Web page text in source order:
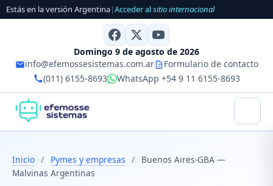
Estás en la versión Argentina|Acceder alsitio internacional
Domingo 9 de agosto de 2026
info@efemossesistemas.com.ar
Formulario de contacto
(011) 6155-8693
WhatsApp +54 9 11 6155-8693
Inicio / Pymes y empresas /
Buenos Aires-GBA —
Malvinas Argentinas